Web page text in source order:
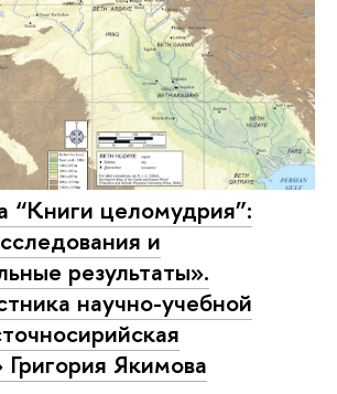
“Книги целомудрия”:
и
результаты».
научно-учебной
Григория Якимова